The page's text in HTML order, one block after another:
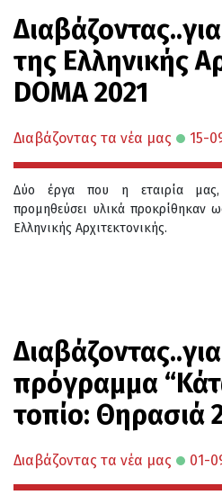
της Ελληνικής
DOMA 2021
Διαβάζοντας τα νέα μας 15-
Δύο έργα που η εταιρία μας,
προμηθεύσει υλικά προκρίθηκαν
Ελληνικής Αρχιτεκτονικής.
πρόγραμμα
τοπίο: Θηρασιά
Διαβάζοντας τα νέα μας 01-